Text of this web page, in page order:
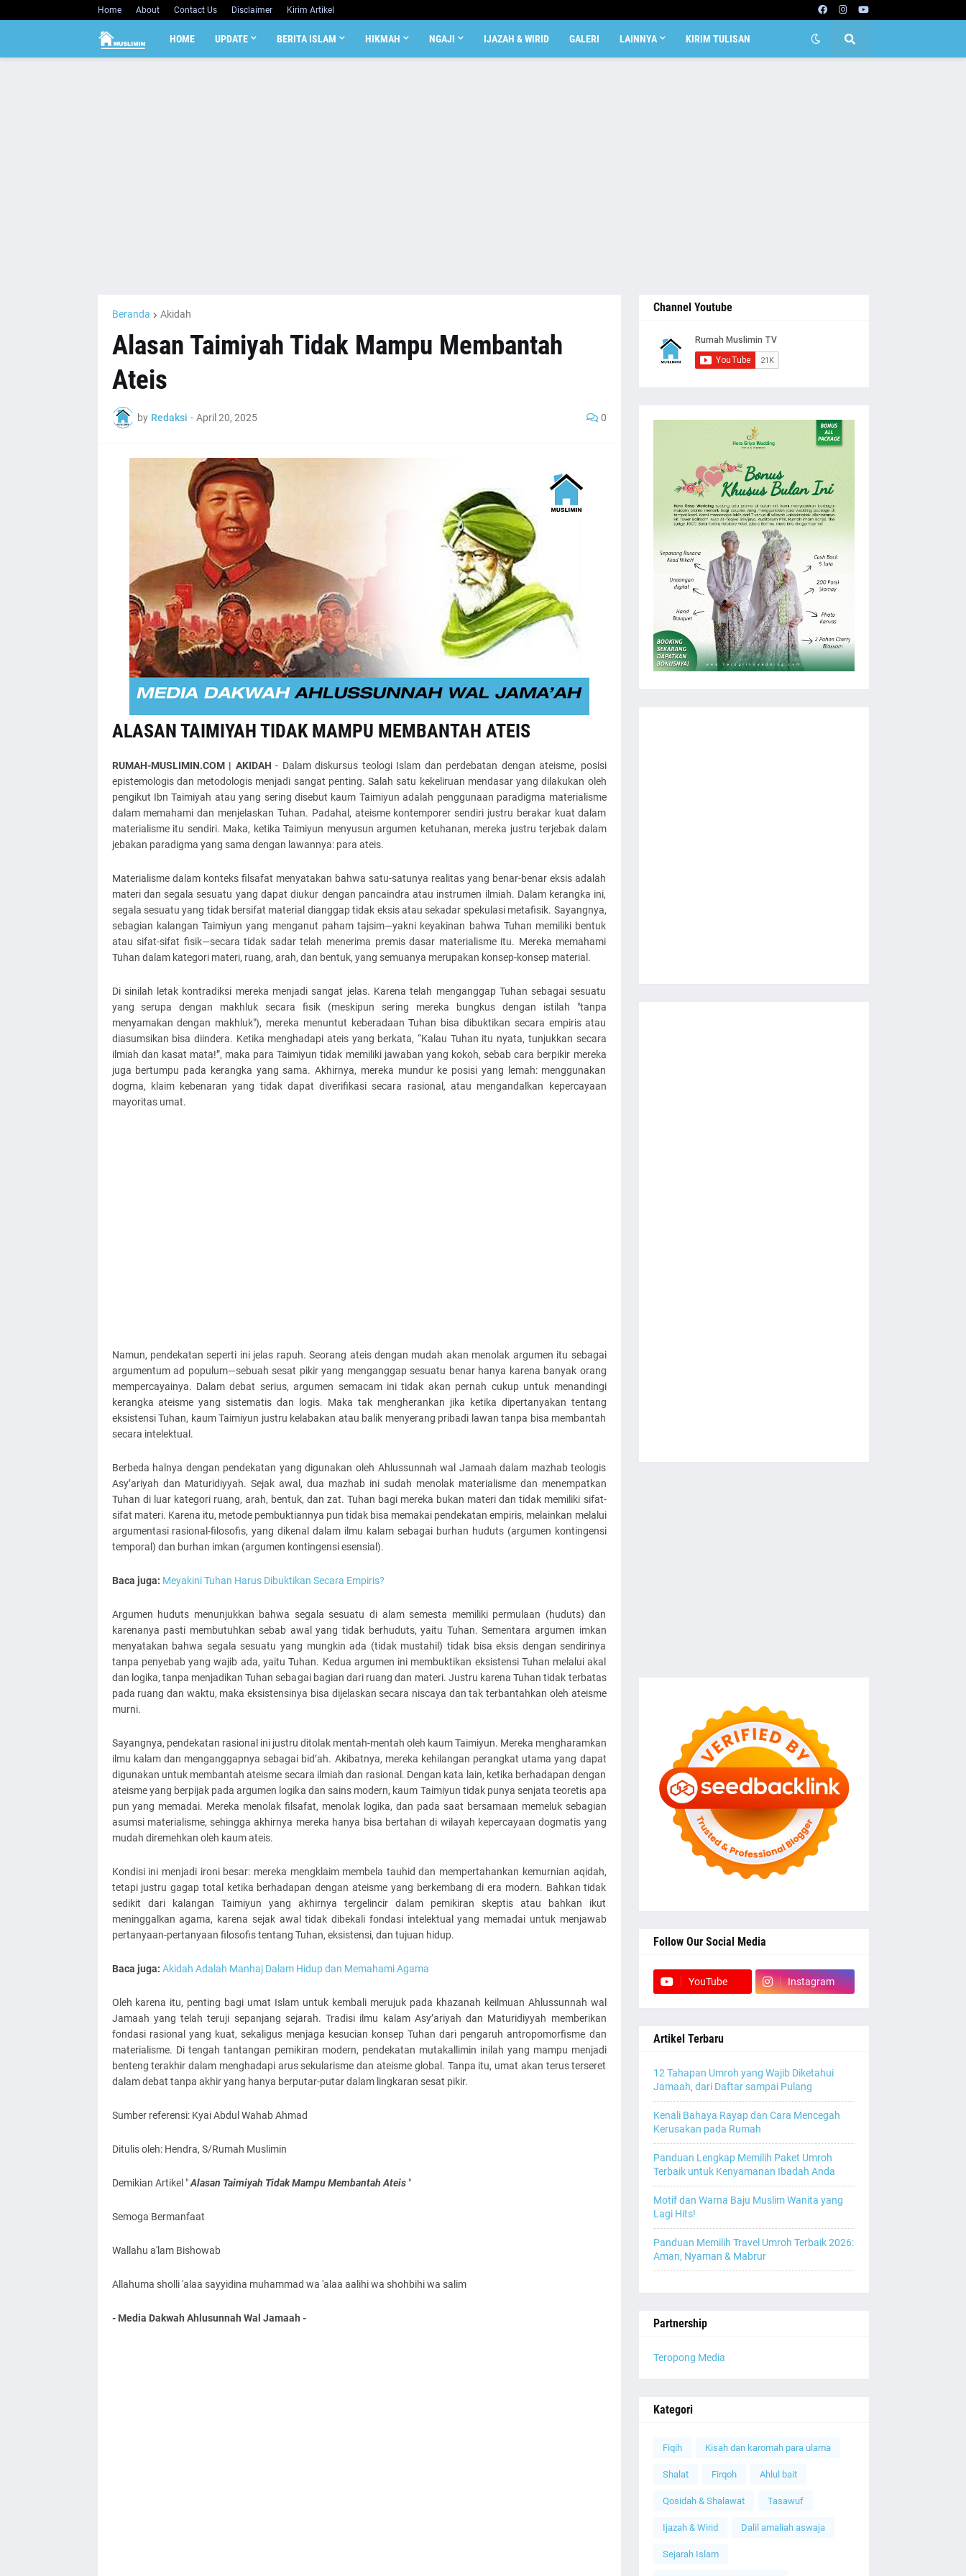
Home About Contact Us Disclaimer Kirim Artikel
HOME UPDATE BERITA ISLAM HIKMAH NGAJI IJAZAH & WIRID GALERI LAINNYA KIRIM TULISAN
Beranda Akidah
Alasan Taimiyah Tidak Mampu Membantah
Ateis
by Redaksi - April 20, 2025 0
ALASAN TAIMIYAH TIDAK MAMPU MEMBANTAH ATEIS
RUMAH-MUSLIMIN.COM | AKIDAH - Dalam diskursus teologi Islam dan perdebatan dengan ateisme, posisi
epistemologis dan metodologis menjadi sangat penting. Salah satu kekeliruan mendasar yang dilakukan oleh
pengikut Ibn Taimiyah atau yang sering disebut kaum Taimiyun adalah penggunaan paradigma materialisme
dalam memahami dan menjelaskan Tuhan. Padahal, ateisme kontemporer sendiri justru berakar kuat dalam
materialisme itu sendiri. Maka, ketika Taimiyun menyusun argumen ketuhanan, mereka justru terjebak dalam
jebakan paradigma yang sama dengan lawannya: para ateis.
Materialisme dalam konteks filsafat menyatakan bahwa satu-satunya realitas yang benar-benar eksis adalah
materi dan segala sesuatu yang dapat diukur dengan pancaindra atau instrumen ilmiah. Dalam kerangka ini,
segala sesuatu yang tidak bersifat material dianggap tidak eksis atau sekadar spekulasi metafisik. Sayangnya,
sebagian kalangan Taimiyun yang menganut paham tajsim—yakni keyakinan bahwa Tuhan memiliki bentuk
atau sifat-sifat fisik—secara tidak sadar telah menerima premis dasar materialisme itu. Mereka memahami
Tuhan dalam kategori materi, ruang, arah, dan bentuk, yang semuanya merupakan konsep-konsep material.
Di sinilah letak kontradiksi mereka menjadi sangat jelas. Karena telah menganggap Tuhan sebagai sesuatu
yang serupa dengan makhluk secara fisik (meskipun sering mereka bungkus dengan istilah "tanpa
menyamakan dengan makhluk"), mereka menuntut keberadaan Tuhan bisa dibuktikan secara empiris atau
diasumsikan bisa diindera. Ketika menghadapi ateis yang berkata, “Kalau Tuhan itu nyata, tunjukkan secara
ilmiah dan kasat mata!”, maka para Taimiyun tidak memiliki jawaban yang kokoh, sebab cara berpikir mereka
juga bertumpu pada kerangka yang sama. Akhirnya, mereka mundur ke posisi yang lemah: menggunakan
dogma, klaim kebenaran yang tidak dapat diverifikasi secara rasional, atau mengandalkan kepercayaan
mayoritas umat.
Namun, pendekatan seperti ini jelas rapuh. Seorang ateis dengan mudah akan menolak argumen itu sebagai
argumentum ad populum—sebuah sesat pikir yang menganggap sesuatu benar hanya karena banyak orang
mempercayainya. Dalam debat serius, argumen semacam ini tidak akan pernah cukup untuk menandingi
kerangka ateisme yang sistematis dan logis. Maka tak mengherankan jika ketika dipertanyakan tentang
eksistensi Tuhan, kaum Taimiyun justru kelabakan atau balik menyerang pribadi lawan tanpa bisa membantah
secara intelektual.
Berbeda halnya dengan pendekatan yang digunakan oleh Ahlussunnah wal Jamaah dalam mazhab teologis
Asy’ariyah dan Maturidiyyah. Sejak awal, dua mazhab ini sudah menolak materialisme dan menempatkan
Tuhan di luar kategori ruang, arah, bentuk, dan zat. Tuhan bagi mereka bukan materi dan tidak memiliki sifat-
sifat materi. Karena itu, metode pembuktiannya pun tidak bisa memakai pendekatan empiris, melainkan melalui
argumentasi rasional-filosofis, yang dikenal dalam ilmu kalam sebagai burhan huduts (argumen kontingensi
temporal) dan burhan imkan (argumen kontingensi esensial).
Baca juga: Meyakini Tuhan Harus Dibuktikan Secara Empiris?
Argumen huduts menunjukkan bahwa segala sesuatu di alam semesta memiliki permulaan (huduts) dan
karenanya pasti membutuhkan sebab awal yang tidak berhuduts, yaitu Tuhan. Sementara argumen imkan
menyatakan bahwa segala sesuatu yang mungkin ada (tidak mustahil) tidak bisa eksis dengan sendirinya
tanpa penyebab yang wajib ada, yaitu Tuhan. Kedua argumen ini membuktikan eksistensi Tuhan melalui akal
dan logika, tanpa menjadikan Tuhan sebagai bagian dari ruang dan materi. Justru karena Tuhan tidak terbatas
pada ruang dan waktu, maka eksistensinya bisa dijelaskan secara niscaya dan tak terbantahkan oleh ateisme
murni.
Sayangnya, pendekatan rasional ini justru ditolak mentah-mentah oleh kaum Taimiyun. Mereka mengharamkan
ilmu kalam dan menganggapnya sebagai bid’ah. Akibatnya, mereka kehilangan perangkat utama yang dapat
digunakan untuk membantah ateisme secara ilmiah dan rasional. Dengan kata lain, ketika berhadapan dengan
ateisme yang berpijak pada argumen logika dan sains modern, kaum Taimiyun tidak punya senjata teoretis apa
pun yang memadai. Mereka menolak filsafat, menolak logika, dan pada saat bersamaan memeluk sebagian
asumsi materialisme, sehingga akhirnya mereka hanya bisa bertahan di wilayah kepercayaan dogmatis yang
mudah diremehkan oleh kaum ateis.
Kondisi ini menjadi ironi besar: mereka mengklaim membela tauhid dan mempertahankan kemurnian aqidah,
tetapi justru gagap total ketika berhadapan dengan ateisme yang berkembang di era modern. Bahkan tidak
sedikit dari kalangan Taimiyun yang akhirnya tergelincir dalam pemikiran skeptis atau bahkan ikut
meninggalkan agama, karena sejak awal tidak dibekali fondasi intelektual yang memadai untuk menjawab
pertanyaan-pertanyaan filosofis tentang Tuhan, eksistensi, dan tujuan hidup.
Baca juga: Akidah Adalah Manhaj Dalam Hidup dan Memahami Agama
Oleh karena itu, penting bagi umat Islam untuk kembali merujuk pada khazanah keilmuan Ahlussunnah wal
Jamaah yang telah teruji sepanjang sejarah. Tradisi ilmu kalam Asy’ariyah dan Maturidiyyah memberikan
fondasi rasional yang kuat, sekaligus menjaga kesucian konsep Tuhan dari pengaruh antropomorfisme dan
materialisme. Di tengah tantangan pemikiran modern, pendekatan mutakallimin inilah yang mampu menjadi
benteng terakhir dalam menghadapi arus sekularisme dan ateisme global. Tanpa itu, umat akan terus terseret
dalam debat tanpa akhir yang hanya berputar-putar dalam lingkaran sesat pikir.
Sumber referensi: Kyai Abdul Wahab Ahmad
Ditulis oleh: Hendra, S/Rumah Muslimin
Demikian Artikel "Alasan Taimiyah Tidak Mampu Membantah Ateis "
Semoga Bermanfaat
Wallahu a'lam Bishowab
Allahuma sholli 'alaa sayyidina muhammad wa 'alaa aalihi wa shohbihi wa salim
- Media Dakwah Ahlusunnah Wal Jamaah -
Channel Youtube
Follow Our Social Media
YouTube Instagram
Artikel Terbaru
12 Tahapan Umroh yang Wajib Diketahui
Jamaah, dari Daftar sampai Pulang
Kenali Bahaya Rayap dan Cara Mencegah
Kerusakan pada Rumah
Panduan Lengkap Memilih Paket Umroh
Terbaik untuk Kenyamanan Ibadah Anda
Motif dan Warna Baju Muslim Wanita yang
Lagi Hits!
Panduan Memilih Travel Umroh Terbaik 2026:
Aman, Nyaman & Mabrur
Partnership
Teropong Media
Kategori
Fiqih Kisah dan karomah para ulama
Shalat Firqoh Ahlul bait
Qosidah & Shalawat Tasawuf
Ijazah & Wirid Dalil amaliah aswaja
Sejarah Islam